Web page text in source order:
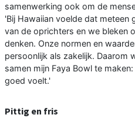
samenwerking ook om de
'Bij Hawaiian voelde dat meteen
van de oprichters en we bleken
denken. Onze normen en
persoonlijk als zakelijk. Daarom
samen mijn Faya Bowl te
goed voelt.'
Pittig en fris